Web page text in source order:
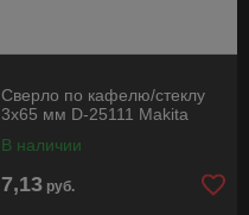
Сверло по кафелю/стеклу
3х65 мм D-25111 Makita
В наличии
7,13 руб.